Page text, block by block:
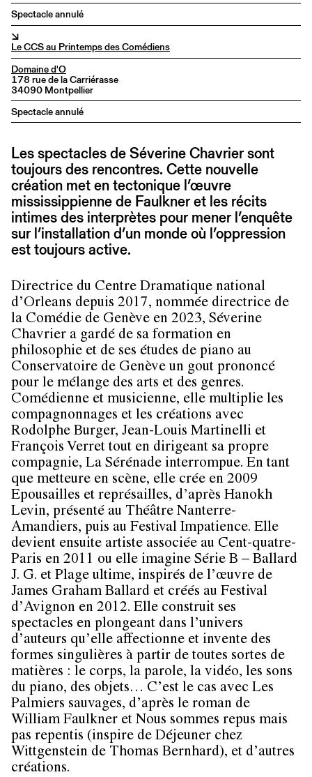
Spectacle annulé
↘
Le CCS au Printemps des Comédiens
Domaine d'O
178 rue de la Carriérasse
34090 Montpellier
Spectacle annulé
Les spectacles de Séverine Chavrier sont
toujours des rencontres. Cette nouvelle
création met en tectonique l’œuvre
mississippienne de Faulkner et les récits
intimes des interprètes pour mener l’enquête
sur l’installation d’un monde où l’oppression
est toujours active.
Directrice du Centre Dramatique national
d’Orleans depuis 2017, nommée directrice de
la Comédie de Genève en 2023, Séverine
Chavrier a gardé de sa formation en
philosophie et de ses études de piano au
Conservatoire de Genève un gout prononcé
pour le mélange des arts et des genres.
Comédienne et musicienne, elle multiplie les
compagnonnages et les créations avec
Rodolphe Burger, Jean-Louis Martinelli et
François Verret tout en dirigeant sa propre
compagnie, La Sérénade interrompue. En tant
que metteure en scène, elle crée en 2009
Epousailles et représailles, d’après Hanokh
Levin, présenté au Théâtre Nanterre-
Amandiers, puis au Festival Impatience. Elle
devient ensuite artiste associée au Cent-quatre-
Paris en 2011 ou elle imagine Série B – Ballard
J. G. et Plage ultime, inspirés de l’œuvre de
James Graham Ballard et créés au Festival
d’Avignon en 2012. Elle construit ses
spectacles en plongeant dans l’univers
d’auteurs qu’elle affectionne et invente des
formes singulières à partir de toutes sortes de
matières : le corps, la parole, la vidéo, les sons
du piano, des objets… C’est le cas avec Les
Palmiers sauvages, d’après le roman de
William Faulkner et Nous sommes repus mais
pas repentis (inspire de Déjeuner chez
Wittgenstein de Thomas Bernhard), et d’autres
créations.